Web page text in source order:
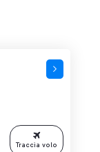
Traccia volo